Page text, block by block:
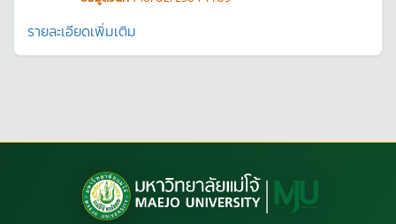
รายละเอียดเพิ่มเติม